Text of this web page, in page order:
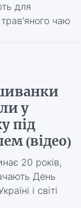
для
чаю
у
під
(відео)
20 років,
День
і світі